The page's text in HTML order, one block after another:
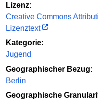
Lizenz:
Creative Commons
Lizenztext
Kategorie:
Jugend
Geographischer Bezug:
Berlin
Geographische